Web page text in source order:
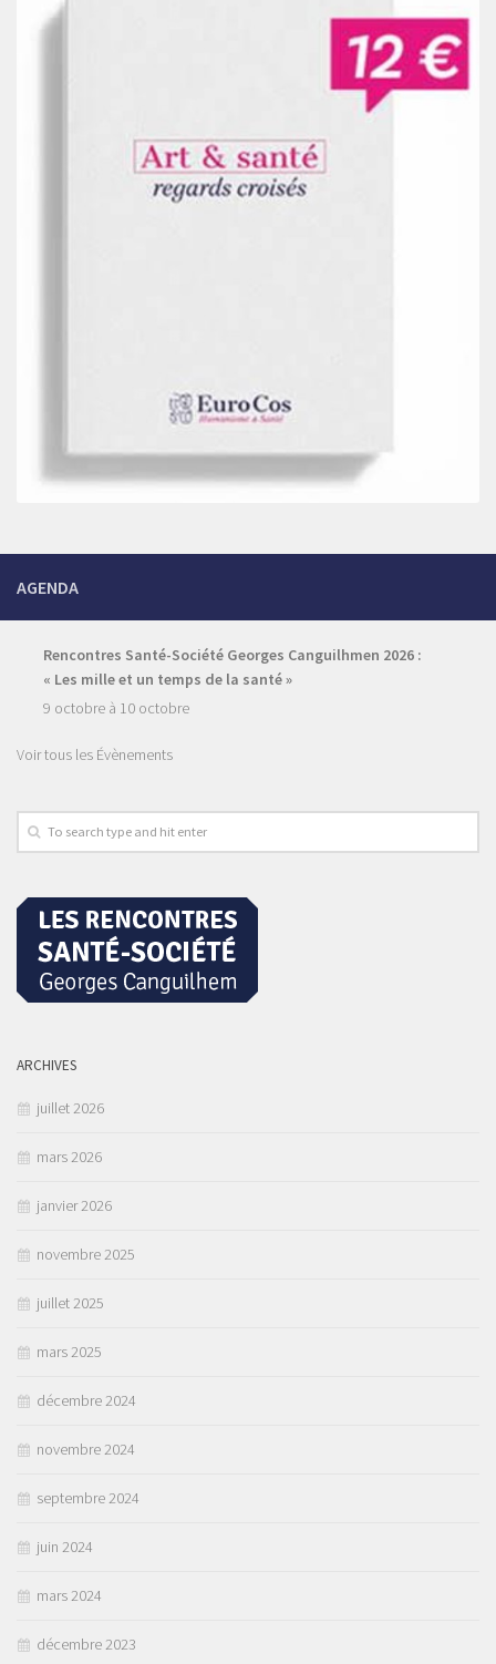
AGENDA
Rencontres Santé-Société Georges Canguilhmen 2026 :
« Les mille et un temps de la santé »
9 octobre à 10 octobre
Voir tous les Évènements
ARCHIVES
juillet 2026
mars 2026
janvier 2026
novembre 2025
juillet 2025
mars 2025
décembre 2024
novembre 2024
septembre 2024
juin 2024
mars 2024
décembre 2023